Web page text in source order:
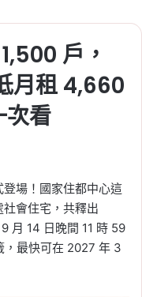
戶，
月租 4,660
次看
場！國家住都中心這
會住宅，共釋出
月 14 日晚間 11 時 59
，最快可在 2027 年 3